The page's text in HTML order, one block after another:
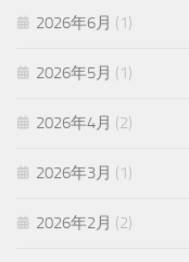
2026年6月 (1)
2026年5月 (1)
2026年4月 (2)
2026年3月 (1)
2026年2月 (2)